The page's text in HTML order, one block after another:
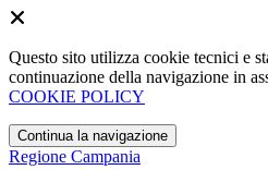
Questo sito utilizza cookie tecnici e
continuazione della navigazione in
COOKIE POLICY
Continua la navigazione
Regione Campania